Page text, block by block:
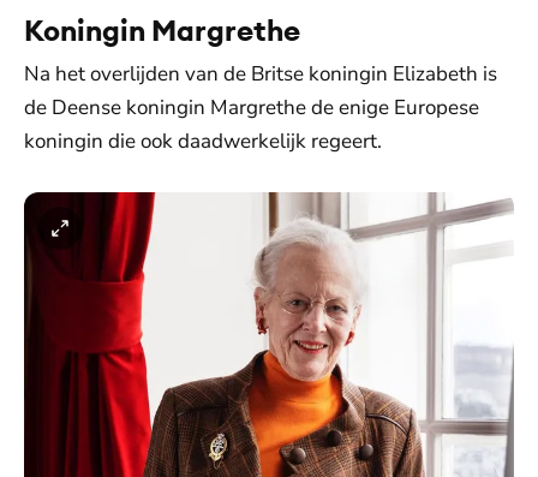
Koningin Margrethe
Na het overlijden van de Britse koningin Elizabeth is
de Deense koningin Margrethe de enige Europese
koningin die ook daadwerkelijk regeert.